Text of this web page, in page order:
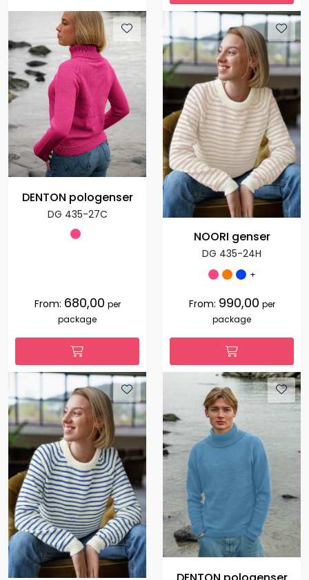
DENTON pologenser
DG 435-27C
From: 680,00 per
package
NOORI genser
DG 435-24H
+
From: 990,00 per
package